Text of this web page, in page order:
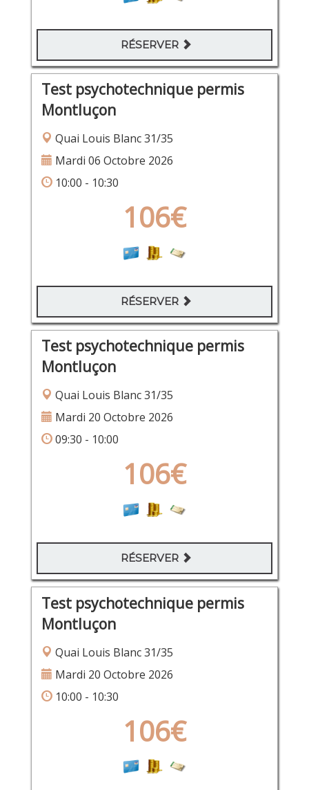
RÉSERVER
Test psychotechnique permis
Montluçon
Quai Louis Blanc 31/35
Mardi 06 Octobre 2026
10:00 - 10:30
106€
RÉSERVER
Test psychotechnique permis
Montluçon
Quai Louis Blanc 31/35
Mardi 20 Octobre 2026
09:30 - 10:00
106€
RÉSERVER
Test psychotechnique permis
Montluçon
Quai Louis Blanc 31/35
Mardi 20 Octobre 2026
10:00 - 10:30
106€